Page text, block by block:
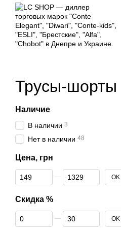
Перейти к основному контенту
Трусы-шорты
Наличие
В наличии 3
Нет в наличии 48
Цена, грн
От Цена, грн
До Цена, грн OK
Скидка %
От Скидка %
До Скидка % OK